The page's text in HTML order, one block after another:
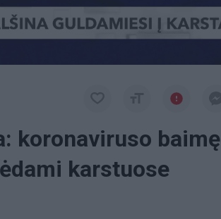
koronaviruso baimę
karstuose